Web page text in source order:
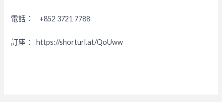
電話︰ +852 3721 7788
訂座： https://shorturl.at/QoUww